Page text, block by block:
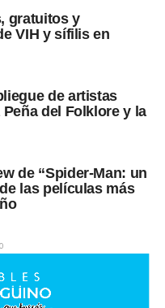
gratuitos y
VIH y sífilis en
de artistas
del Folklore y la
de “Spider-Man: un
las películas más